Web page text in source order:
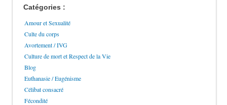
Catégories :
Amour et Sexualité
Culte du corps
Avortement / IVG
Culture de mort et Respect de la Vie
Blog
Euthanasie / Eugénisme
Célibat consacré
Fécondité